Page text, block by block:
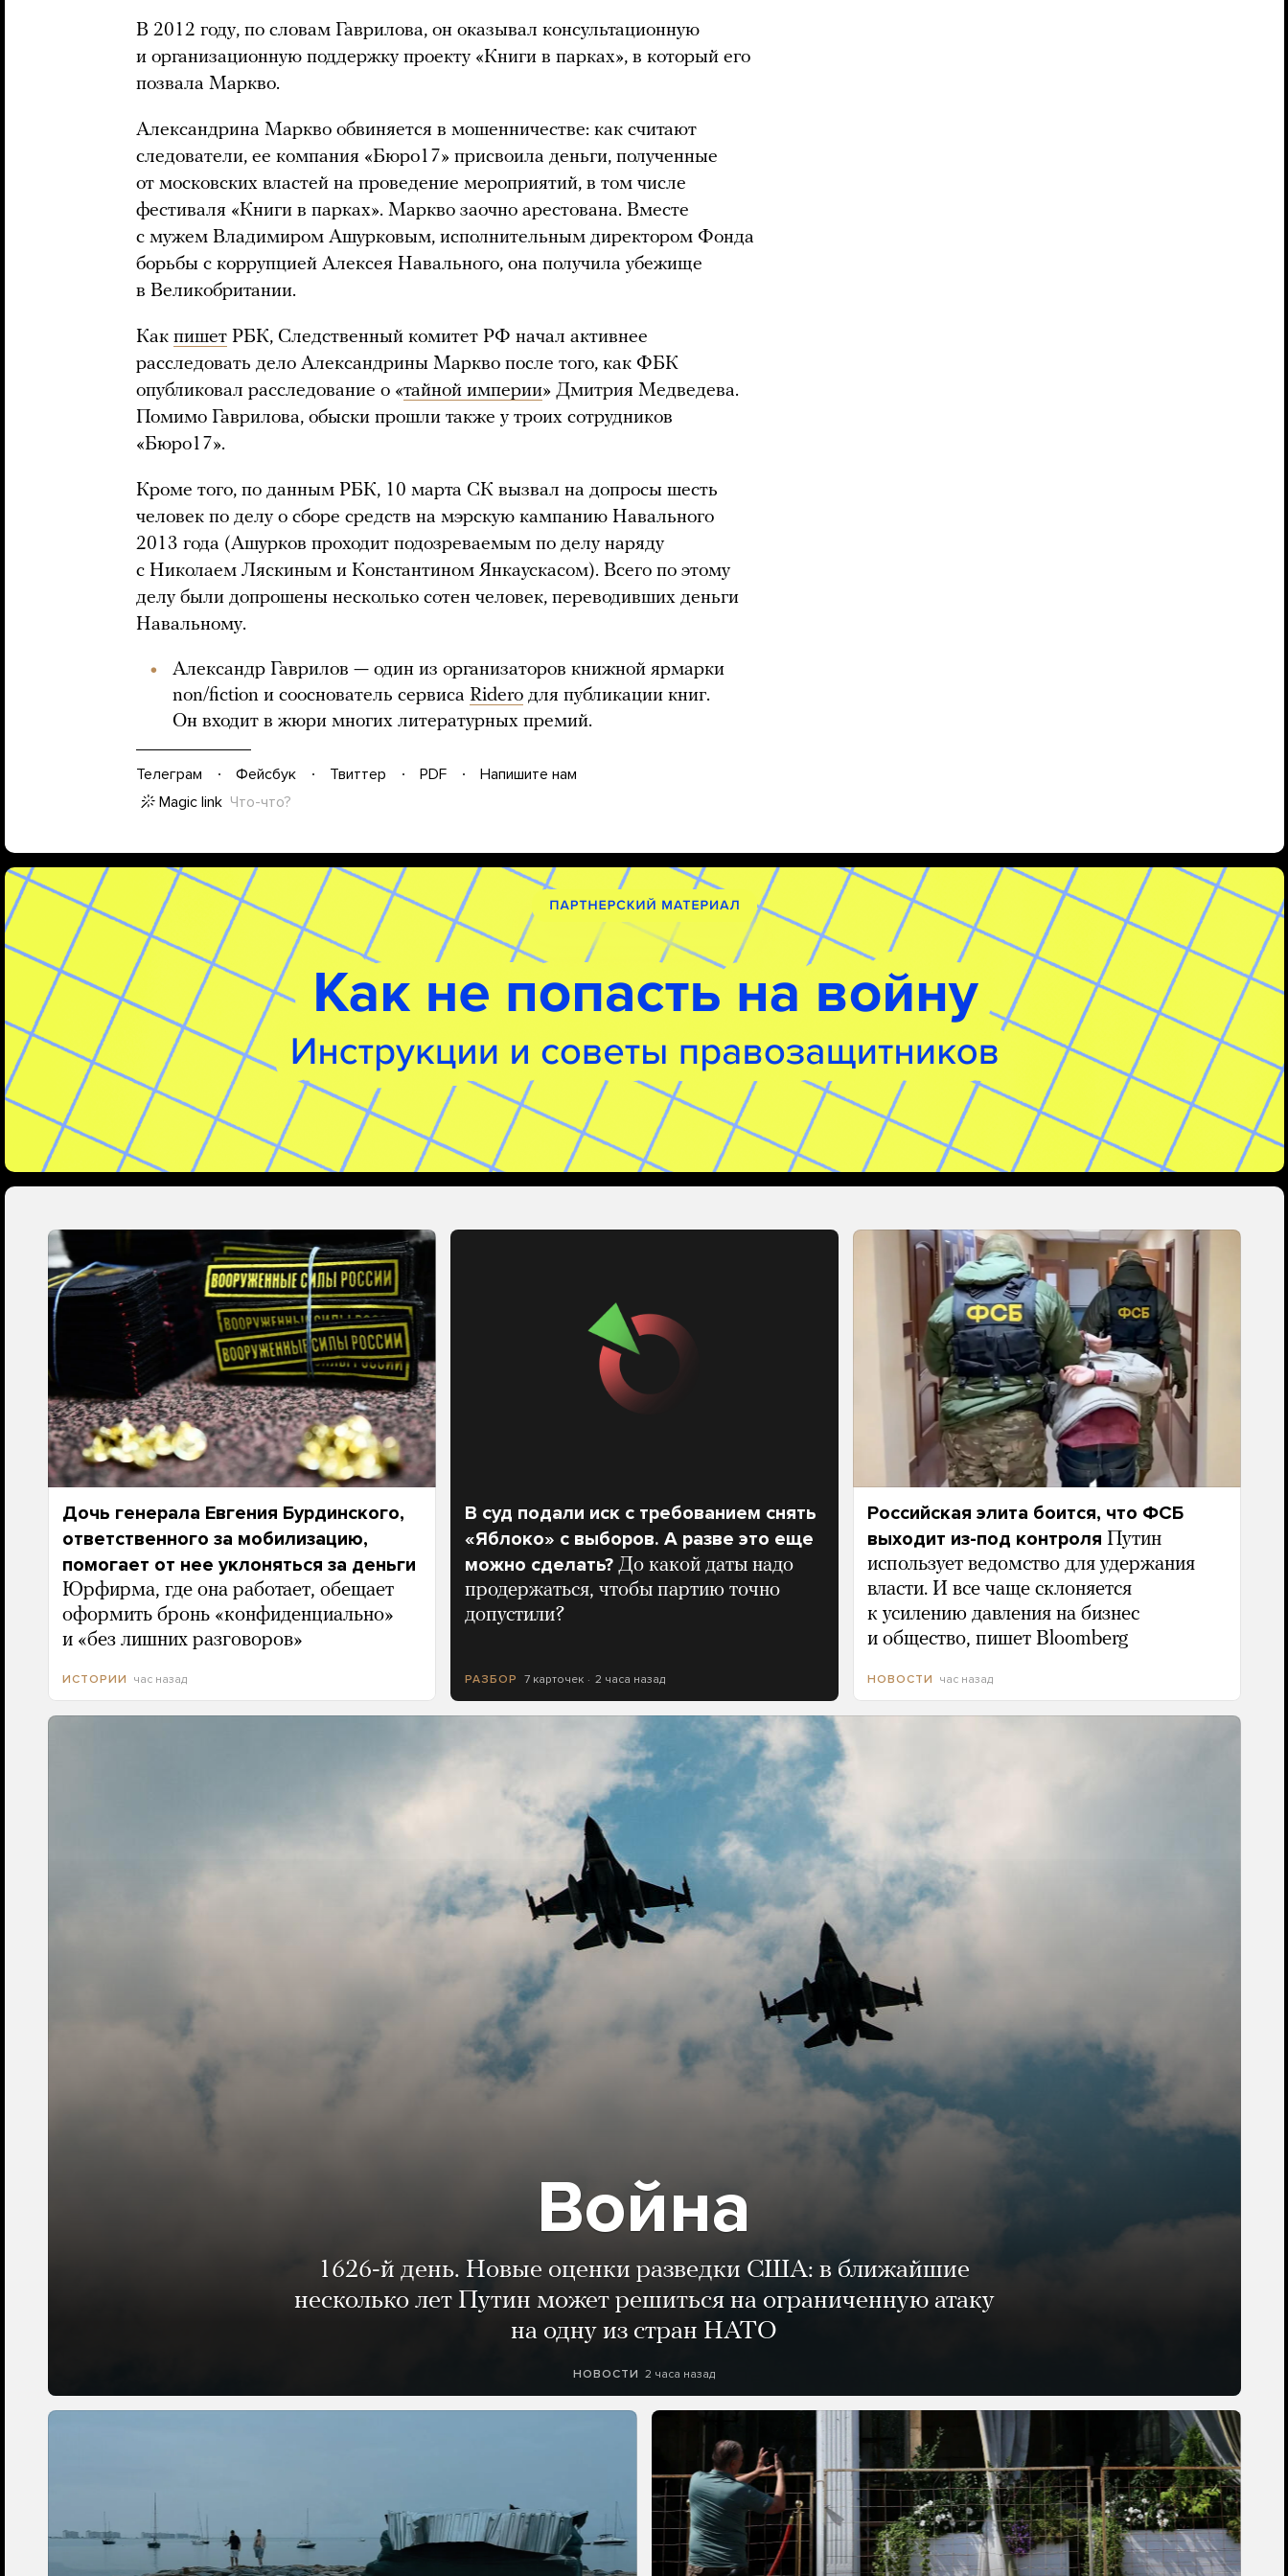
В 2012 году, по словам Гаврилова, он оказывал консультационную
и организационную поддержку проекту «Книги в парках», в который его
позвала Маркво.
Александрина Маркво обвиняется в мошенничестве: как считают
следователи, ее компания «Бюро17» присвоила деньги, полученные
от московских властей на проведение мероприятий, в том числе
фестиваля «Книги в парках». Маркво заочно арестована. Вместе
с мужем Владимиром Ашурковым, исполнительным директором Фонда
борьбы с коррупцией Алексея Навального, она получила убежище
в Великобритании.
Как пишет РБК, Следственный комитет РФ начал активнее
расследовать дело Александрины Маркво после того, как ФБК
опубликовал расследование о «тайной империи» Дмитрия Медведева.
Помимо Гаврилова, обыски прошли также у троих сотрудников
«Бюро17».
Кроме того, по данным РБК, 10 марта СК вызвал на допросы шесть
человек по делу о сборе средств на мэрскую кампанию Навального
2013 года (Ашурков проходит подозреваемым по делу наряду
с Николаем Ляскиным и Константином Янкаускасом). Всего по этому
делу были допрошены несколько сотен человек, переводивших деньги
Навальному.
Александр Гаврилов — один из организаторов книжной ярмарки
non/fiction и сооснователь сервиса Ridero для публикации книг.
Он входит в жюри многих литературных премий.
Телеграм Фейсбук Твиттер PDF
Напишите нам
Magic link Что-что?
Дочь генерала Евгения Бурдинского,
ответственного за мобилизацию,
помогает от нее уклоняться за деньги
Юрфирма, где она работает, обещает
оформить бронь «конфиденциально»
и «без лишних разговоров»
ИСТОРИИ час назад
В суд подали иск с требованием снять
«Яблоко» с выборов. А разве это еще
можно сделать? До какой даты надо
продержаться, чтобы партию точно
допустили?
РАЗБОР 7 карточек 2 часа назад
Российская элита боится, что ФСБ
выходит из-под контроля Путин
использует ведомство для удержания
власти. И все чаще склоняется
к усилению давления на бизнес
и общество, пишет Bloomberg
НОВОСТИ час назад
Война
1626-й день. Новые оценки разведки США: в ближайшие
несколько лет Путин может решиться на ограниченную атаку
на одну из стран НАТО
НОВОСТИ 2 часа назад